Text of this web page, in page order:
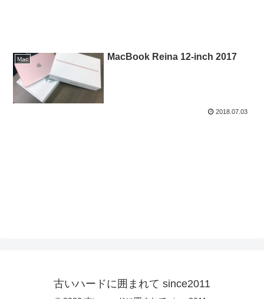
Mac MacBook Reina 12-inch 2017
2018.07.03
古いハードに囲まれて since2011